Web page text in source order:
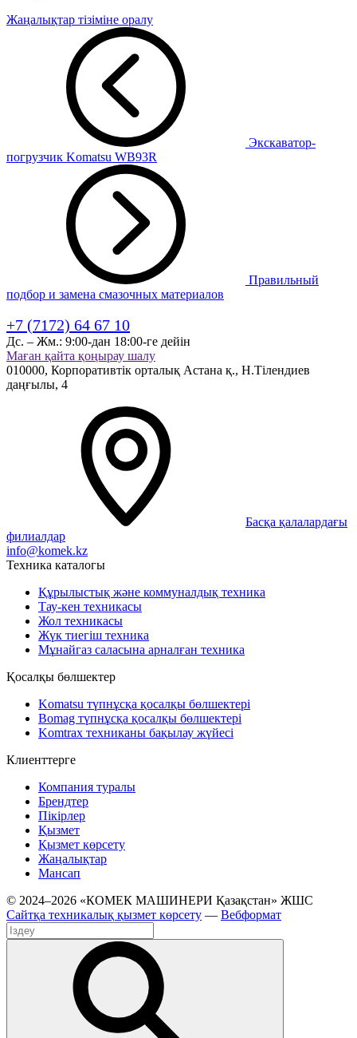
Жаңалықтар тізіміне оралу
Экскаватор-
погрузчик Komatsu WB93R
Правильный
подбор и замена смазочных материалов
+7 (7172) 64 67 10
Дс. – Жм.: 9:00-дан 18:00-ге дейін
Маған қайта қоңырау шалу
010000, Корпоративтік орталық Астана қ., Н.Тілендиев
даңғылы, 4
Басқа қалалардағы
филиалдар
info@komek.kz
Техника каталогы
Құрылыстық және коммуналдық техника
Тау-кен техникасы
Жол техникасы
Жүк тиегіш техника
Мұнайгаз саласына арналған техника
Қосалқы бөлшектер
Komatsu түпнұсқа қосалқы бөлшектері
Bomag түпнұсқа қосалқы бөлшектері
Komtrax техниканы бақылау жүйесі
Клиенттерге
Компания туралы
Брендтер
Пікірлер
Қызмет
Қызмет көрсету
Жаңалықтар
Мансап
© 2024–2026 «КОМЕК МАШИНЕРИ Қазақстан» ЖШС
Сайтқа техникалық қызмет көрсету — Вебформат